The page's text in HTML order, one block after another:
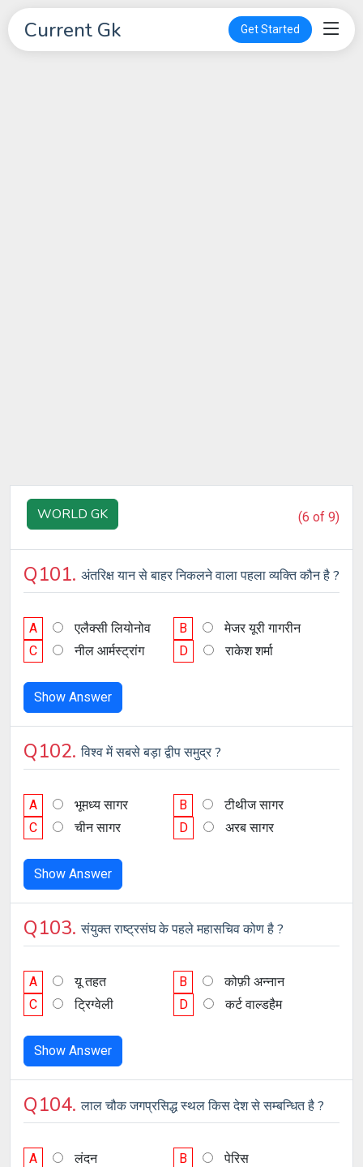
Current Gk Get Started
WORLD GK (6 of 9)
Q101. अंतरिक्ष यान से बाहर निकलने वाला पहला व्यक्ति कौन है ?
A एलैक्सी लियोनोव B
मेजर यूरी गागरीन
C
नील आर्मस्ट्रांग D राकेश शर्मा
Show Answer
Q102.विश्व में सबसे बड़ा द्वीप समुद्र ?
A भूमध्य सागर B
टीथीज सागर
C
चीन सागर D अरब सागर
Show Answer
Q103.संयुक्त राष्ट्रसंघ के पहले महासचिव कोण है ?
A यू तहत B
कोफ़ी अन्नान
C
ट्रिग्वेली D कर्ट वाल्डहैम
Show Answer
Q104.लाल चौक जगप्रसिद्ध स्थल किस देश से सम्बन्धित है ?
A लंदन B
पेरिस